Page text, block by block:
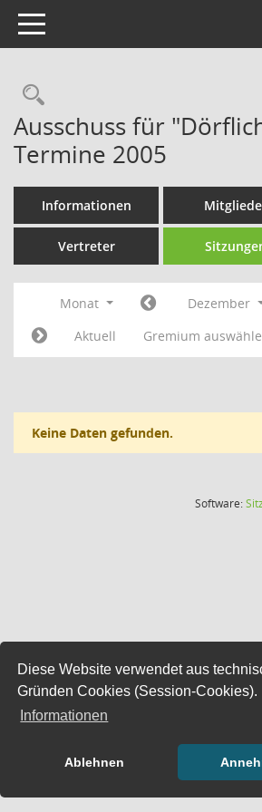
Diese Website verwendet aus
Gründen Cookies (Session-Cookies).
Informationen
Ablehnen
Toggle navigation
Rechercheauswahl
Ausschuss für
Termine 2005
Informationen
Vertreter
Monat Dezember
Aktuell
Gremium
Keine Daten gefunden.
Software: